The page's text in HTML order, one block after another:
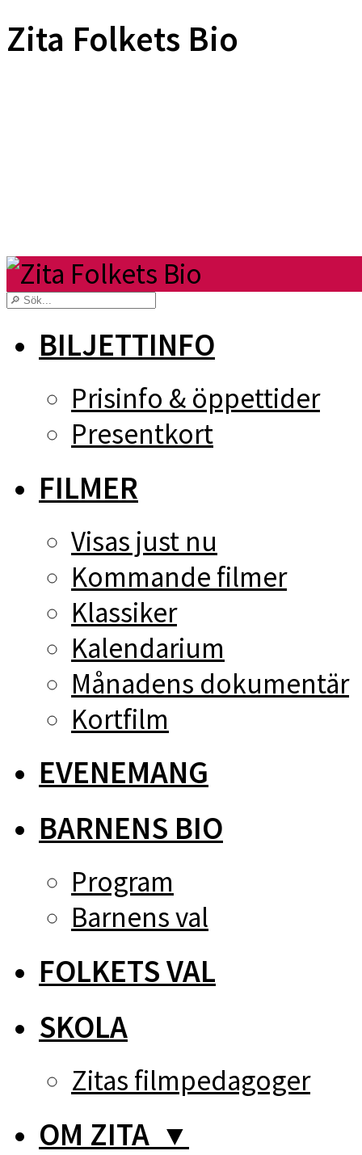
Zita Folkets Bio
BILJETTINFO
Prisinfo & öppettider
Presentkort
FILMER
Visas just nu
Kommande filmer
Klassiker
Kalendarium
Månadens dokumentär
Kortfilm
EVENEMANG
BARNENS BIO
Program
Barnens val
FOLKETS VAL
SKOLA
Zitas filmpedagoger
OM ZITA ▼